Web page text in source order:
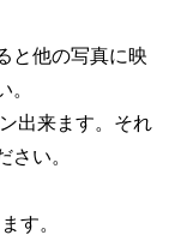
と他の写真に映
。
出来ます。それ
さい。
す。